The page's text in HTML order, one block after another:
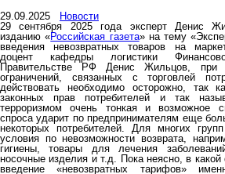
29.09.2025
Новости
29 сентября 2025 года эксперт Денис
изданию «Российская газета» на тему
введения невозвратных товаров на
доцент кафедры логистики
Правительстве РФ Денис Жильцов, при
ограничений, связанных с торговлей
действовать необходимо осторожно, так
законных прав потребителей и так
терроризмом очень тонкая и возможное
спроса ударит по предпринимателям еще
некоторых потребителей. Для многих
условия по невозможности возврата,
гигиены, товары для лечения
носочные изделия и т.д. Пока неясно, в
введение «невозвратных тарифов»